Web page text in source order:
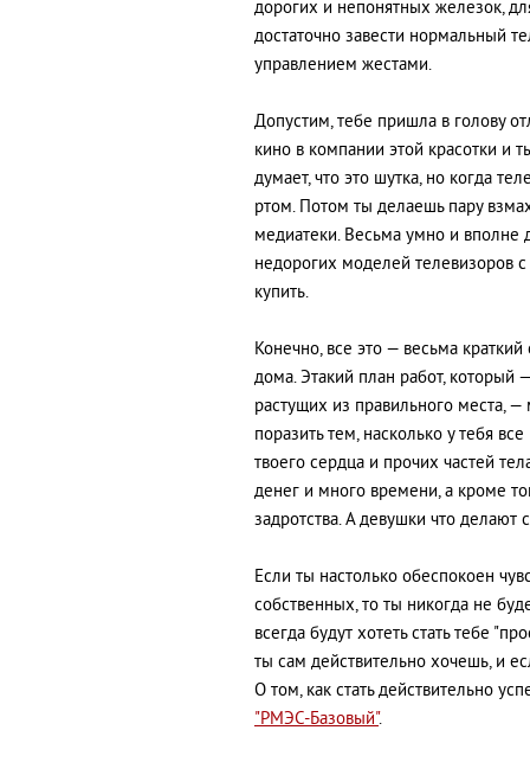
дорогих и непонятных железок,
достаточно завести нормальный
управлением жестами.
Допустим, тебе пришла в голову
кино в компании этой красотки и
думает, что это шутка, но когда
ртом. Потом ты делаешь пару
медиатеки. Весьма умно и вполне
недорогих моделей телевизоров
купить.
Конечно, все это — весьма
дома. Этакий план работ, который
растущих из правильного места,
поразить тем, насколько у тебя
твоего сердца и прочих частей
денег и много времени, а кроме
задротства. А девушки что
Если ты настолько обеспокоен
собственных, то ты никогда не
всегда будут хотеть стать тебе
ты сам действительно хочешь, и
О том, как стать действительно
"РМЭС-Базовый".